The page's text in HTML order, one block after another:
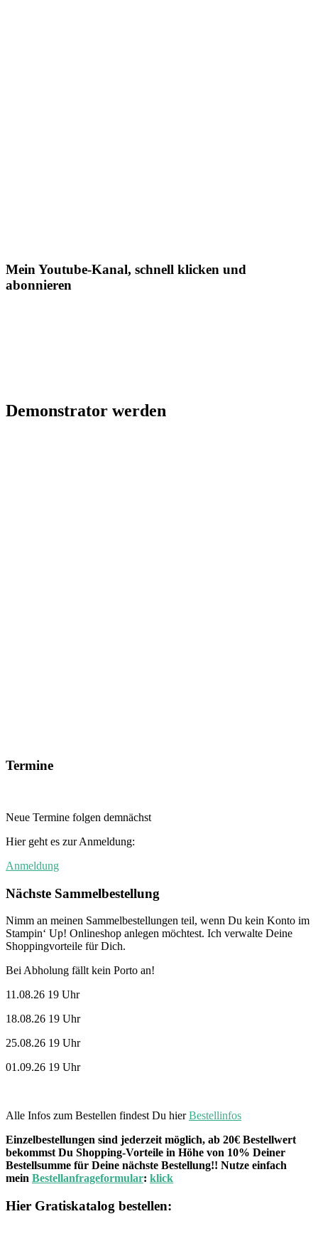
Mein Youtube-Kanal, schnell klicken und
abonnieren
Demonstrator werden
Termine
Neue Termine folgen demnächst
Hier geht es zur Anmeldung:
Anmeldung
Nächste Sammelbestellung
Nimm an meinen Sammelbestellungen teil, wenn Du kein Konto im
Stampin‘ Up! Onlineshop anlegen möchtest. Ich verwalte Deine
Shoppingvorteile für Dich.
Bei Abholung fällt kein Porto an!
11.08.26 19 Uhr
18.08.26 19 Uhr
25.08.26 19 Uhr
01.09.26 19 Uhr
Alle Infos zum Bestellen findest Du hierBestellinfos
Einzelbestellungen sind jederzeit möglich, ab 20€ Bestellwert
bekommst Du Shopping-Vorteile in Höhe von 10% Deiner
Bestellsumme für Deine nächste Bestellung!! Nutze einfach
mein Bestellanfrageformular: klick
Hier Gratiskatalog bestellen: